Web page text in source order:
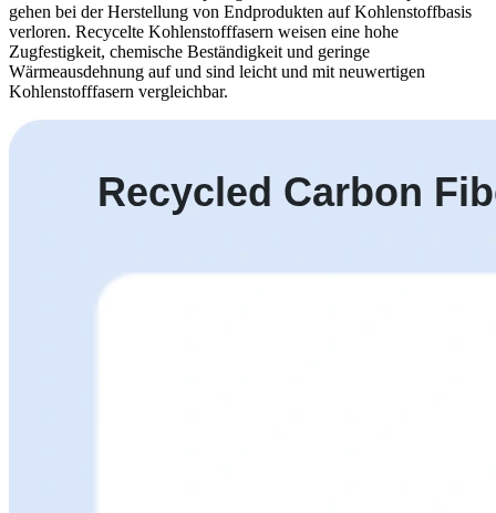
gehen bei der Herstellung von Endprodukten auf Kohlenstoffbasis
verloren. Recycelte Kohlenstofffasern weisen eine hohe
Zugfestigkeit, chemische Beständigkeit und geringe
Wärmeausdehnung auf und sind leicht und mit neuwertigen
Kohlenstofffasern vergleichbar.